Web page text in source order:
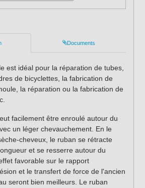
Documents
est idéal pour la réparation de tubes,
de bicyclettes, la fabrication de
la réparation ou la fabrication de
facilement être enroulé autour du
un léger chevauchement. En le
cheveux, le ruban se rétracte
et se resserre autour du
favorable sur le rapport
et le transfert de force de l'ancien
seront bien meilleurs. Le ruban